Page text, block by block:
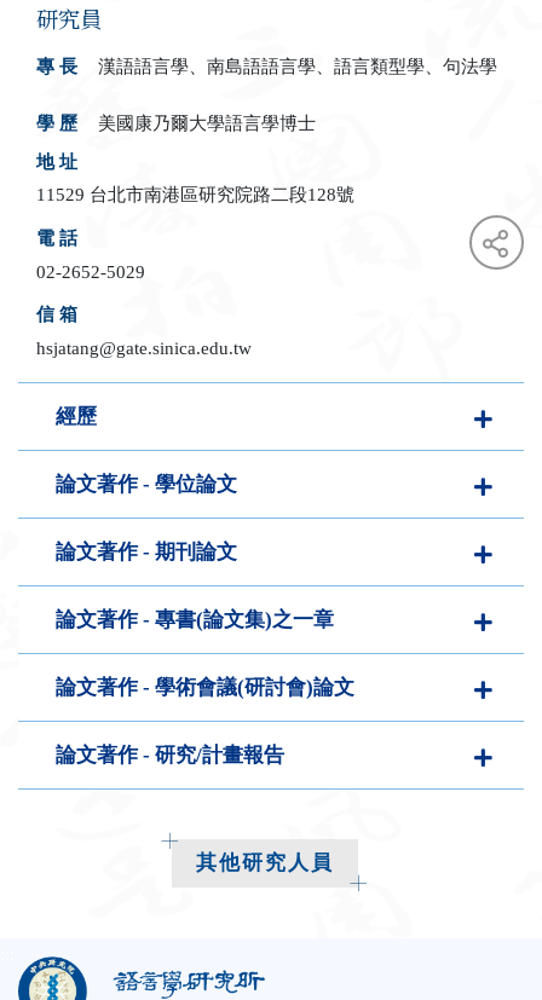
研究員
專 長 漢語語言學、南島語語言學、語言類型學、句法學
學 歷
美國康乃爾大學語言學博士
地 址
11529 台北市南港區研究院路二段128號
電 話
02-2652-5029
信 箱
hsjatang@gate.sinica.edu.tw
經歷
論文著作 - 學位論文
論文著作 - 期刊論文
論文著作 - 專書(論文集)之一章
論文著作 - 學術會議(研討會)論文
論文著作 - 研究/計畫報告
其他研究人員